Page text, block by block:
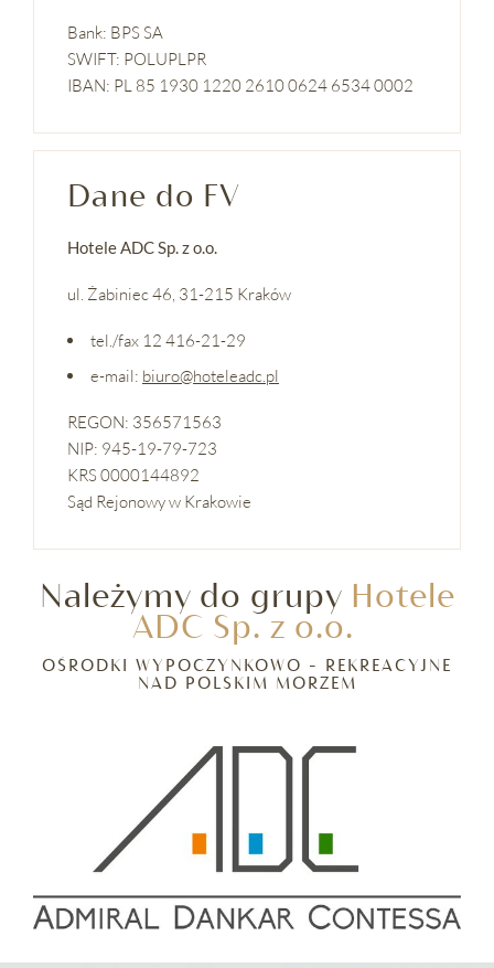
Bank: BPS SA
SWIFT: POLUPLPR
IBAN: PL 85 1930 1220 2610 0624 6534 0002
Dane do FV
Hotele ADC Sp. z o.o.
ul. Żabiniec 46, 31-215 Kraków
tel./fax 12 416-21-29
e-mail: biuro@hoteleadc.pl
REGON: 356571563
NIP: 945-19-79-723
KRS 0000144892
Sąd Rejonowy w Krakowie
Należymy do grupy Hotele
ADC Sp. z o.o.
OŚRODKI WYPOCZYNKOWO - REKREACYJNE
NAD POLSKIM MORZEM